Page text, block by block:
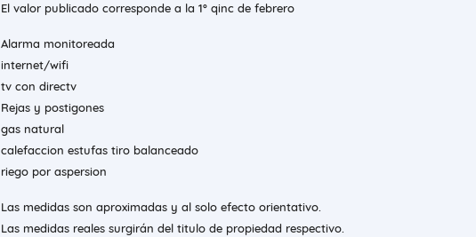
El valor publicado corresponde a la 1° qinc de febrero
Alarma monitoreada
internet/wifi
tv con directv
Rejas y postigones
gas natural
calefaccion estufas tiro balanceado
riego por aspersion
Las medidas son aproximadas y al solo efecto orientativo.
Las medidas reales surgirán del titulo de propiedad respectivo.